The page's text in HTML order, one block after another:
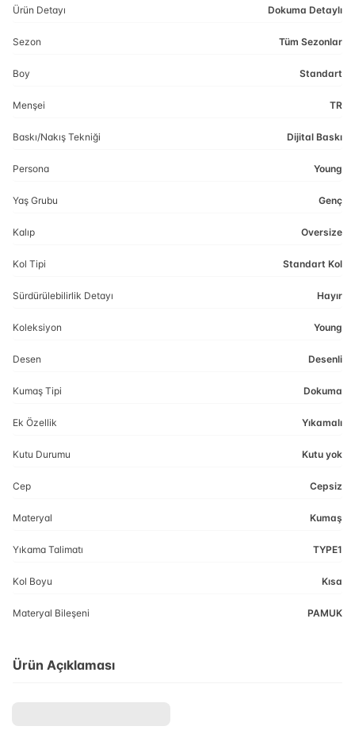
Ürün Detayı Dokuma Detaylı
Sezon Tüm Sezonlar
Boy Standart
Menşei TR
Baskı/Nakış Tekniği Dijital Baskı
Persona Young
Yaş Grubu Genç
Kalıp Oversize
Kol Tipi Standart Kol
Sürdürülebilirlik Detayı Hayır
Koleksiyon Young
Desen Desenli
Kumaş Tipi Dokuma
Ek Özellik Yıkamalı
Kutu Durumu Kutu yok
Cep Cepsiz
Materyal Kumaş
Yıkama Talimatı TYPE1
Kol Boyu Kısa
Materyal Bileşeni PAMUK
Ürün Açıklaması